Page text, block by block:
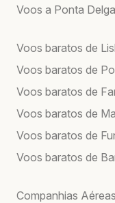
Voos a Ponta
Voos baratos de
Voos baratos de
Voos baratos de
Voos baratos de
Voos baratos de
Voos baratos de
Companhias Aéreas